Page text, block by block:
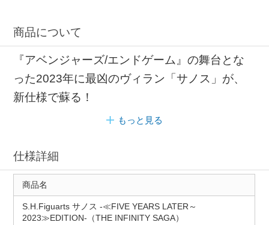
商品について
『アベンジャーズ/エンドゲーム』の舞台とな
った2023年に最凶のヴィラン「サノス」が、
新仕様で蘇る！
もっと見る
仕様詳細
商品名
S.H.Figuarts サノス -≪FIVE YEARS LATER～
2023≫EDITION-（THE INFINITY SAGA）